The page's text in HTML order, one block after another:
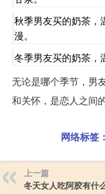
秋季男友买的奶茶，
漫。
冬季男友买的奶茶，
无论是哪个季节，男
和关怀，是恋人之间
网络标签：
上一篇
冬天女人吃阿胶有什